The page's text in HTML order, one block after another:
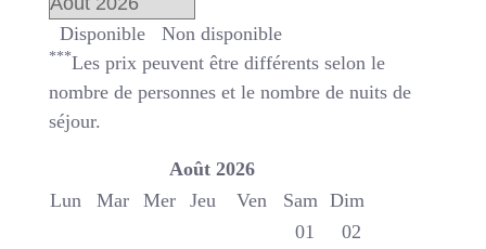
Disponible Non disponible
***Les prix peuvent être différents selon le
nombre de personnes et le nombre de nuits de
séjour.
Août 2026
Lun
Mar Mer Jeu Ven Sam Dim
01
02